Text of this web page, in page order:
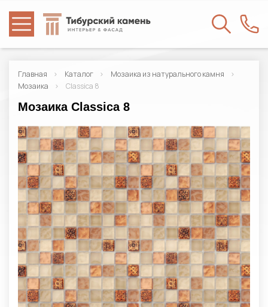
Главная Каталог
Мозаика из натурального камня
Мозаика
Classica 8
Мозаика Classica 8